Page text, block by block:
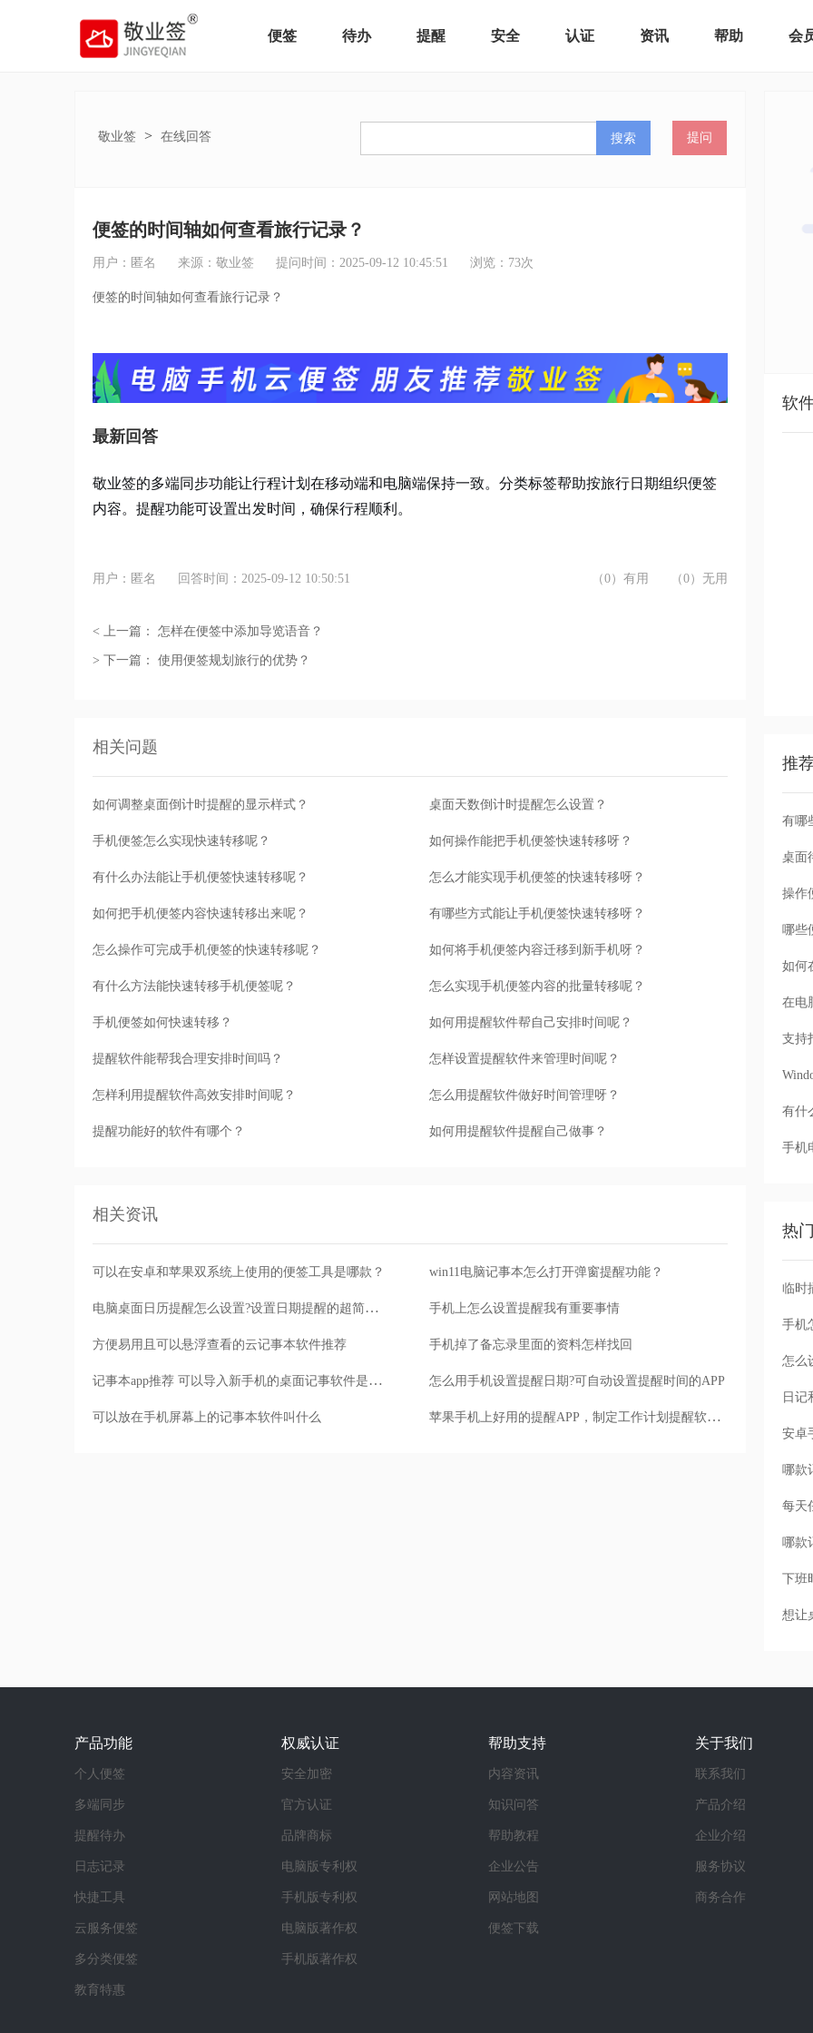
便签 待办 提醒 安全 认证 资讯 帮助 会
敬业签 > 在线回答 搜索 提问
便签的时间轴如何查看旅行记录？
用户：匿名 来源：敬业签 提问时间：2025-09-12 10:45:51 浏览： 73次
便签的时间轴如何查看旅行记录？
最新回答
敬业签的多端同步功能让行程计划在移动端和电脑端保持一致。分类标签帮助按旅行日期组织便签
内容。提醒功能可设置出发时间，确保行程顺利。
用户：匿名 回答时间：2025-09-12 10:50:51 （0）有用 （0）无用
< 上一篇： 怎样在便签中添加导览语音？
> 下一篇： 使用便签规划旅行的优势？
相关问题
如何调整桌面倒计时提醒的显示样式？ 桌面天数倒计时提醒怎么设置？
手机便签怎么实现快速转移呢？ 如何操作能把手机便签快速转移呀？
有什么办法能让手机便签快速转移呢？ 怎么才能实现手机便签的快速转移呀？
如何把手机便签内容快速转移出来呢？ 有哪些方式能让手机便签快速转移呀？
怎么操作可完成手机便签的快速转移呢？ 如何将手机便签内容迁移到新手机呀？
有什么方法能快速转移手机便签呢？ 怎么实现手机便签内容的批量转移呢？
手机便签如何快速转移？ 如何用提醒软件帮自己安排时间呢？
提醒软件能帮我合理安排时间吗？ 怎样设置提醒软件来管理时间呢？
怎样利用提醒软件高效安排时间呢？ 怎么用提醒软件做好时间管理呀？
提醒功能好的软件有哪个？ 如何用提醒软件提醒自己做事？
相关资讯
可以在安卓和苹果双系统上使用的便签工具是哪款？ win11电脑记事本怎么打开弹窗提醒功能？
电脑桌面日历提醒怎么设置?设置日期提醒的超简单方法 手机上怎么设置提醒我有重要事情
方便易用且可以悬浮查看的云记事本软件推荐 手机掉了备忘录里面的资料怎样找回
记事本app推荐 可以导入新手机的桌面记事软件是哪个 怎么用手机设置提醒日期?可自动设置提醒时间的APP
可以放在手机屏幕上的记事本软件叫什么 苹果手机上好用的提醒APP，制定工作计划提醒软件推荐
软
推
有哪
桌面
操作
哪些
如何
在电
支持
有什
手机
热
手机
怎么
每天
下班
想让
产品功能
个人便签
多端同步
提醒待办
日志记录
快捷工具
云服务便签
多分类便签
教育特惠
权威认证
安全加密
官方认证
品牌商标
电脑版专利权
手机版专利权
电脑版著作权
手机版著作权
帮助支持
内容资讯
知识问答
帮助教程
企业公告
网站地图
便签下载
关于我们
联系我们
产品介绍
企业介绍
服务协议
商务合作